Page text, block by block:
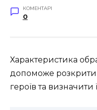
КОМЕНТАРІ
0
Характеристика
допоможе розкрити
героїв та визначити